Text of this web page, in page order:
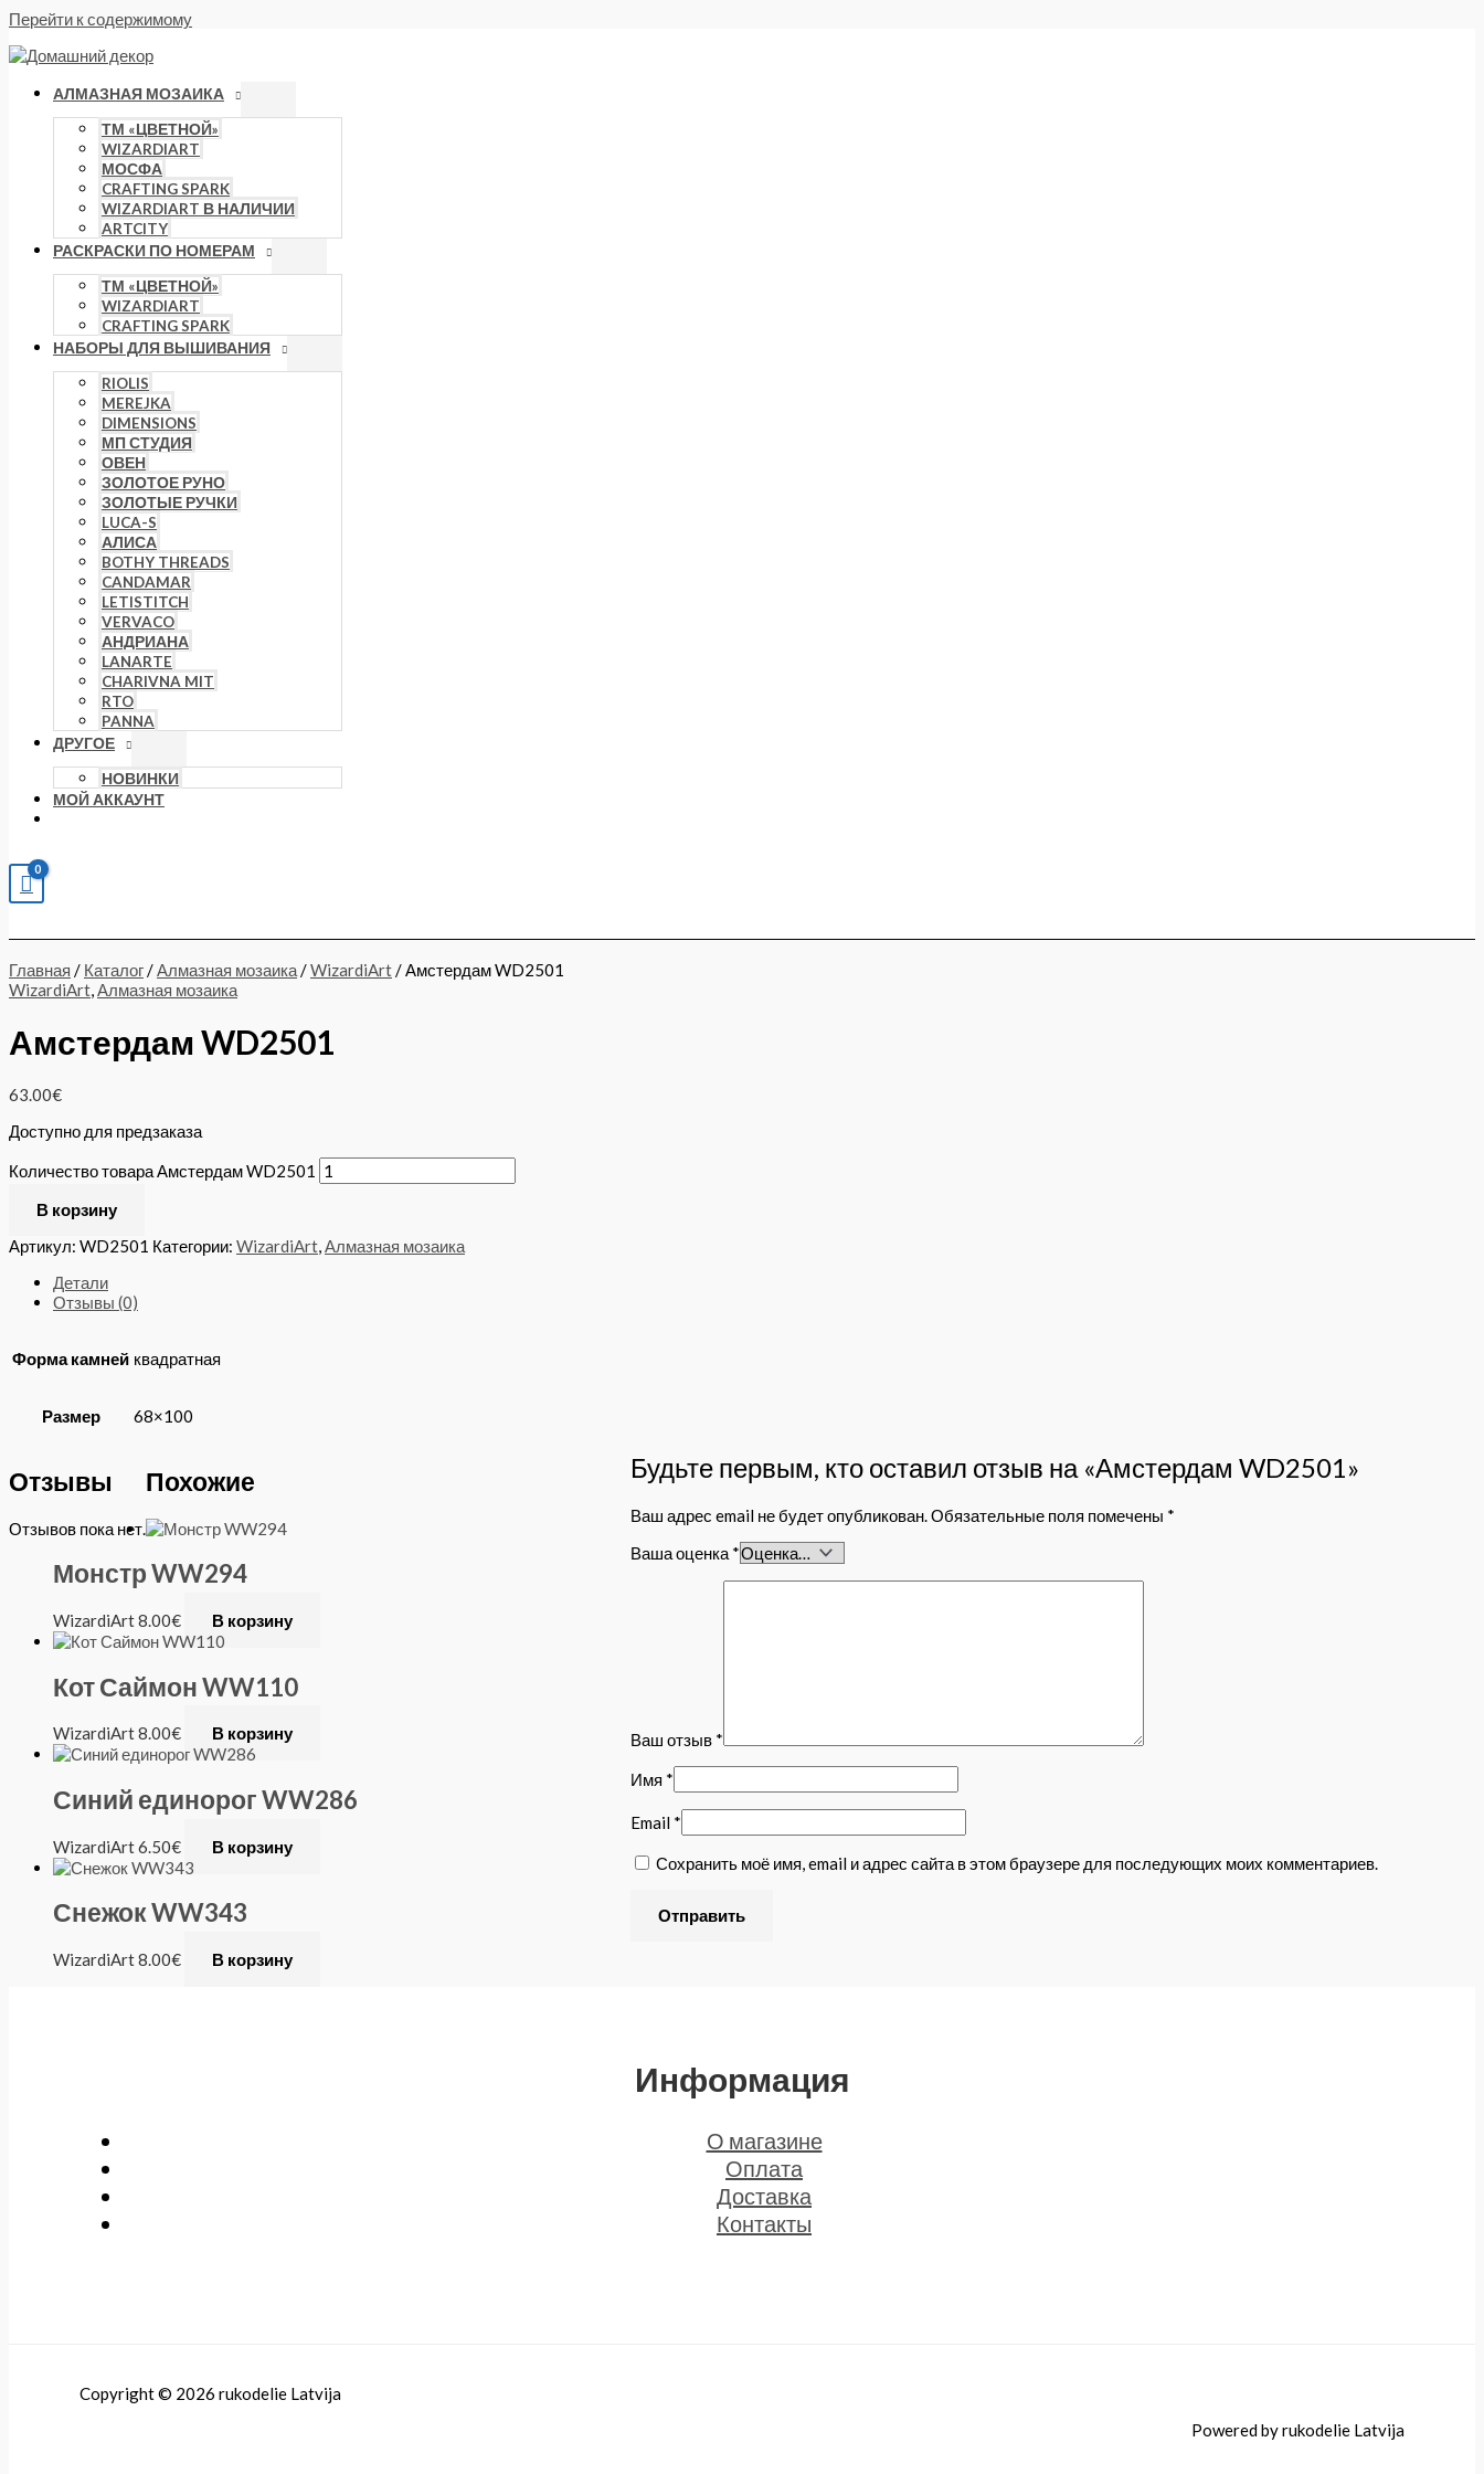
Перейти к содержимому
АЛМАЗНАЯ МОЗАИКА
ТМ «ЦВЕТНОЙ»
WIZARDIART
МОСФА
CRAFTING SPARK
WIZARDIART В НАЛИЧИИ
ARTCITY
РАСКРАСКИ ПО НОМЕРАМ
ТМ «ЦВЕТНОЙ»
WIZARDIART
CRAFTING SPARK
НАБОРЫ ДЛЯ ВЫШИВАНИЯ
RIOLIS
MEREJKA
DIMENSIONS
МП СТУДИЯ
ОВЕН
ЗОЛОТОЕ РУНО
ЗОЛОТЫЕ РУЧКИ
LUCA-S
АЛИСА
BOTHY THREADS
CANDAMAR
LETISTITCH
VERVACO
АНДРИАНА
LANARTE
CHARIVNA MIT
RTO
PANNA
ДРУГОЕ
НОВИНКИ
МОЙ АККАУНТ
Главная / Каталог/Алмазная мозаика/WizardiArt/ Амстердам WD2501
WizardiArt,Алмазная мозаика
Амстердам WD2501
63.00€
Доступно для предзаказа
Количество товара Амстердам WD2501
В корзину
Артикул: WD2501 Категории: WizardiArt,Алмазная мозаика
Детали
Отзывы (0)
Форма камней квадратная
Размер 68×100
Отзывы
Отзывов пока нет.
Будьте первым, кто оставил отзыв на «Амстердам WD2501»
Ваш адрес email не будет опубликован.Обязательные поля помечены *
Ваша оценка *
Ваш отзыв *
Имя *
Email *
Сохранить моё имя, email и адрес сайта в этом браузере для последующих моих комментариев.
Похожие
Монстр WW294
WizardiArt8.00€ В корзину
Кот Саймон WW110
WizardiArt8.00€ В корзину
Синий единорог WW286
WizardiArt6.50€ В корзину
Снежок WW343
WizardiArt8.00€ В корзину
Информация
О магазине
Оплата
Доставка
Контакты
Copyright © 2026 rukodelie Latvija
Powered by rukodelie Latvija